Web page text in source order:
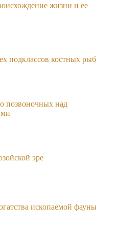
жизни и ее
подклассов костных рыб
позвоночных над
эре
ископаемой фауны